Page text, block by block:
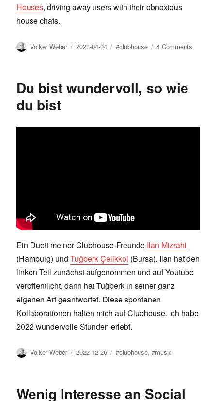
Houses, driving away users with their obnoxious
house chats.
Author
Volker Weber
Posted
2023-04-04 Tags
#clubhouse 4 Comments
Du bist wundervoll, so wie
du bist
Ein Duett meiner Clubhouse-Freunde Ilan Mizrahi
(Hamburg) undTuğberk Çelikkol (Bursa). Ilan hat den
linken Teil zunächst aufgenommen und auf Youtube
veröffentlicht, dann hat Tuğberk in seiner ganz
eigenen Art geantwortet. Diese spontanen
Kollaborationen halten mich auf Clubhouse. Ich habe
2022 wundervolle Stunden erlebt.
Author
Volker Weber
Posted
2022-12-26 Tags
#clubhouse,#music
Wenig Interesse an Social